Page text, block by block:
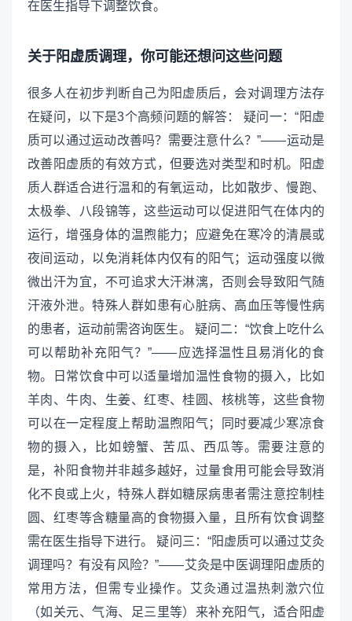
在医生指导下调整饮食。
关于阳虚质调理，你可能还想问这些问题
很多人在初步判断自己为阳虚质后，会对调理方法存
在疑问，以下是3个高频问题的解答： 疑问一：“阳虚
质可以通过运动改善吗？需要注意什么？”——运动是
改善阳虚质的有效方式，但要选对类型和时机。阳虚
质人群适合进行温和的有氧运动，比如散步、慢跑、
太极拳、八段锦等，这些运动可以促进阳气在体内的
运行，增强身体的温煦能力；应避免在寒冷的清晨或
夜间运动，以免消耗体内仅有的阳气；运动强度以微
微出汗为宜，不可追求大汗淋漓，否则会导致阳气随
汗液外泄。特殊人群如患有心脏病、高血压等慢性病
的患者，运动前需咨询医生。 疑问二：“饮食上吃什么
可以帮助补充阳气？”——应选择温性且易消化的食
物。日常饮食中可以适量增加温性食物的摄入，比如
羊肉、牛肉、生姜、红枣、桂圆、核桃等，这些食物
可以在一定程度上帮助温煦阳气；同时要减少寒凉食
物的摄入，比如螃蟹、苦瓜、西瓜等。需要注意的
是，补阳食物并非越多越好，过量食用可能会导致消
化不良或上火，特殊人群如糖尿病患者需注意控制桂
圆、红枣等含糖量高的食物摄入量，且所有饮食调整
需在医生指导下进行。 疑问三：“阳虚质可以通过艾灸
调理吗？有没有风险？”——艾灸是中医调理阳虚质的
常用方法，但需专业操作。艾灸通过温热刺激穴位
（如关元、气海、足三里等）来补充阳气，适合阳虚